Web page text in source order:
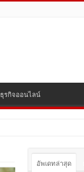
ธุรกิจออนไลน์
อัพเดทล่าสุด